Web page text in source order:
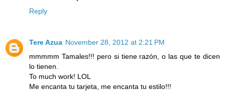
Reply
Tere Azua November 28, 2012 at 2:21 PM
mmmmm Tamales!!! pero si tiene razón, o las que te dicen
lo tienen.
To much work! LOL
Me encanta tu tarjeta, me encanta tu estilo!!!